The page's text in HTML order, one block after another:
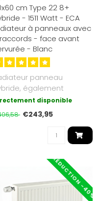
cm Type 22 8+
- 1511 Watt - ECA
à panneaux avec
- face avant
- Blanc
panneau
également
basse
Jusqu’à 30 ..
disponible
€243,95
RÉDUCTION -40%